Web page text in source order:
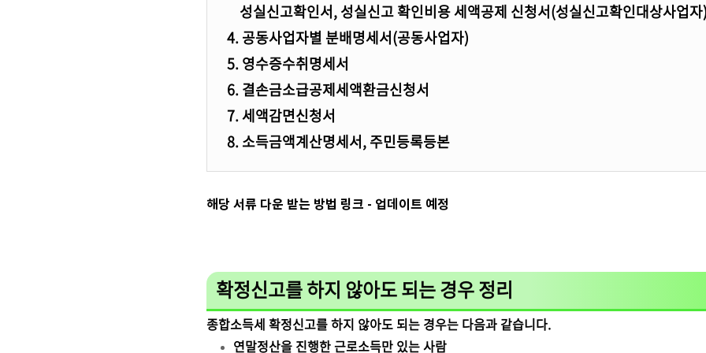
성실신고확인서, 성실신고 확인비용 세액공제 신청서(성실신고확인대상사업
4. 공동사업자별 분배명세서(공동사업자)
5. 영수증수취명세서
6. 결손금소급공제세액환금신청서
7. 세액감면신청서
8. 소득금액계산명세서, 주민등록등본
해당 서류 다운 받는 방법 링크 - 업데이트 예정
확정신고를 하지 않아도 되는 경우 정리
종합소득세 확정신고를 하지 않아도 되는 경우는 다음과 같습니다.
연말정산을 진행한 근로소득만 있는 사람